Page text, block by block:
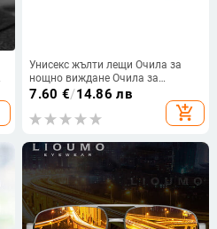
Унисекс жълти лещи Очила за
нощно виждане Очила за
шофиране
7.60 €/14.86 лв
add_shopping_cart